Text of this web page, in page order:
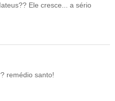
Ele cresce... a sério
remédio santo!